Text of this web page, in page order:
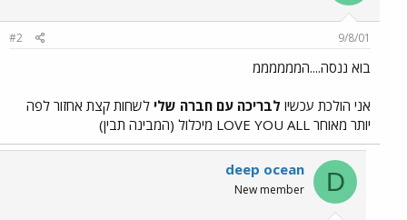
9/8/01
#2
בוא ננסה....הממממממ
אני הולכת עכשיו לבריכה עם חברה שלי לשחות קצת אחזור לפה
יותר מאוחר LOVE YOU ALL מיכלול (המבינה תבין)
D
deep ocean
New member